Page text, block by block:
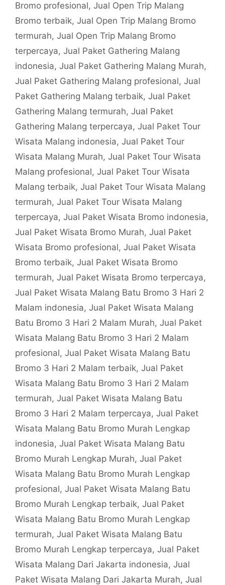
Bromo profesional, Jual Open Trip Malang
Bromo terbaik, Jual Open Trip Malang Bromo
termurah, Jual Open Trip Malang Bromo
terpercaya, Jual Paket Gathering Malang
indonesia, Jual Paket Gathering Malang Murah,
Jual Paket Gathering Malang profesional, Jual
Paket Gathering Malang terbaik, Jual Paket
Gathering Malang termurah, Jual Paket
Gathering Malang terpercaya, Jual Paket Tour
Wisata Malang indonesia, Jual Paket Tour
Wisata Malang Murah, Jual Paket Tour Wisata
Malang profesional, Jual Paket Tour Wisata
Malang terbaik, Jual Paket Tour Wisata Malang
termurah, Jual Paket Tour Wisata Malang
terpercaya, Jual Paket Wisata Bromo indonesia,
Jual Paket Wisata Bromo Murah, Jual Paket
Wisata Bromo profesional, Jual Paket Wisata
Bromo terbaik, Jual Paket Wisata Bromo
termurah, Jual Paket Wisata Bromo terpercaya,
Jual Paket Wisata Malang Batu Bromo 3 Hari 2
Malam indonesia, Jual Paket Wisata Malang
Batu Bromo 3 Hari 2 Malam Murah, Jual Paket
Wisata Malang Batu Bromo 3 Hari 2 Malam
profesional, Jual Paket Wisata Malang Batu
Bromo 3 Hari 2 Malam terbaik, Jual Paket
Wisata Malang Batu Bromo 3 Hari 2 Malam
termurah, Jual Paket Wisata Malang Batu
Bromo 3 Hari 2 Malam terpercaya, Jual Paket
Wisata Malang Batu Bromo Murah Lengkap
indonesia, Jual Paket Wisata Malang Batu
Bromo Murah Lengkap Murah, Jual Paket
Wisata Malang Batu Bromo Murah Lengkap
profesional, Jual Paket Wisata Malang Batu
Bromo Murah Lengkap terbaik, Jual Paket
Wisata Malang Batu Bromo Murah Lengkap
termurah, Jual Paket Wisata Malang Batu
Bromo Murah Lengkap terpercaya, Jual Paket
Wisata Malang Dari Jakarta indonesia, Jual
Paket Wisata Malang Dari Jakarta Murah, Jual